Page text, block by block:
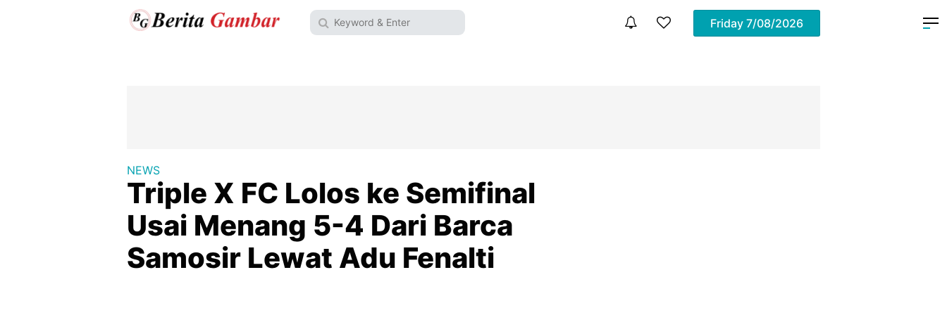
Friday 7/08/2026
NEWS
Triple X FC Lolos ke Semifinal
Usai Menang 5-4 Dari Barca
Samosir Lewat Adu Fenalti